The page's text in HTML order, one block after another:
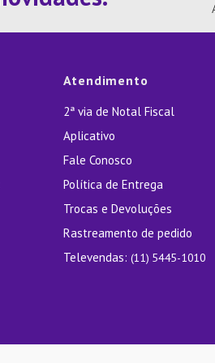
Atendimento
2ª via de Notal Fiscal
Aplicativo
Fale Conosco
Política de Entrega
Trocas e Devoluções
Rastreamento de pedido
Televendas: (11) 5445-1010